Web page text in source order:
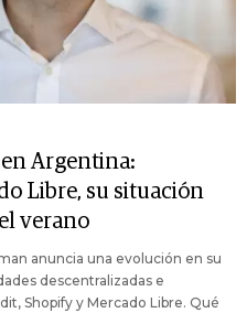
Argentina:
Libre, su situación
verano
anuncia una evolución en su
descentralizadas e
Shopify y Mercado Libre. Qué